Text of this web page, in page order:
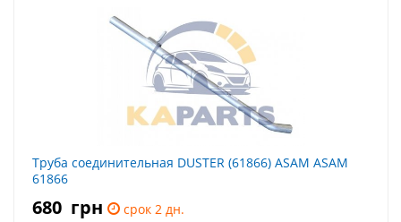
Труба соединительная DUSTER (61866) ASAM ASAM
61866
680 грн
срок 2 дн.